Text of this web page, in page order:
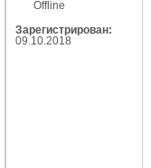
Offline
Зарегистрирован:
09.10.2018